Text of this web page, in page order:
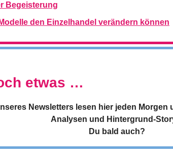
Begeisterung
den Einzelhandel verändern können
etwas …
Newsletters lesen hier jeden Morgen
Analysen und Hintergrund-
Du bald auch?